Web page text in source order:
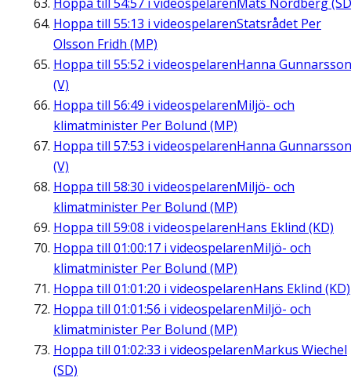
Hoppa till 55:13 i videospelarenStatsrådet Per
Olsson Fridh (MP)
Hoppa till 55:52 i videospelarenHanna Gunnarsson
(V)
Hoppa till 56:49 i videospelarenMiljö- och
klimatminister Per Bolund (MP)
Hoppa till 57:53 i videospelarenHanna Gunnarsson
(V)
Hoppa till 58:30 i videospelarenMiljö- och
klimatminister Per Bolund (MP)
Hoppa till 59:08 i videospelarenHans Eklind (KD)
Hoppa till 01:00:17 i videospelarenMiljö- och
klimatminister Per Bolund (MP)
Hoppa till 01:01:20 i videospelarenHans Eklind (KD)
Hoppa till 01:01:56 i videospelarenMiljö- och
klimatminister Per Bolund (MP)
Hoppa till 01:02:33 i videospelarenMarkus Wiechel
(SD)